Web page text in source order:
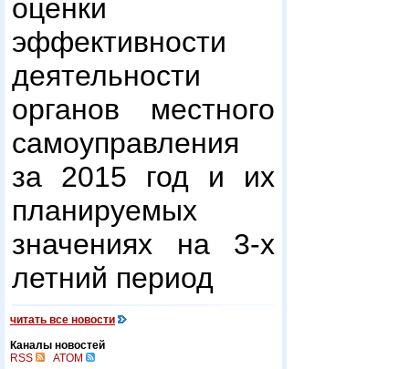
оценки
эффективности
деятельности
органов местного
самоуправления
за 2015 год и их
планируемых
значениях на 3-х
летний период
читать все новости
Каналы новостей
RSS
ATOM